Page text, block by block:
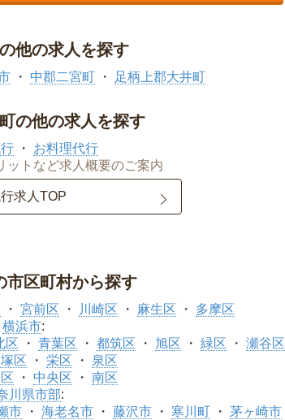
他の求人を探す
中郡二宮町 足柄上郡大井町
の他の求人を探す
お料理代行
ットなど求人概要のご案内
求人TOP
市区町村から探す
宮前区 川崎区 麻生区
多摩区
横浜市:
区 青葉区 都筑区 旭区 緑区 瀬谷区
区 栄区
泉区
中央区
南区
川県市部:
市 海老名市 藤沢市 寒川町 茅ヶ崎市